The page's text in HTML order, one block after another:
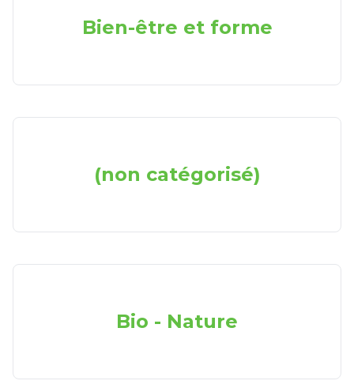
Bien-être et forme
(non catégorisé)
Bio - Nature